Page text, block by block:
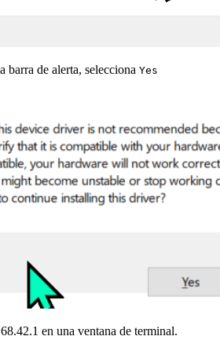
barra de alerta, selecciona Yes
en una ventana de terminal.